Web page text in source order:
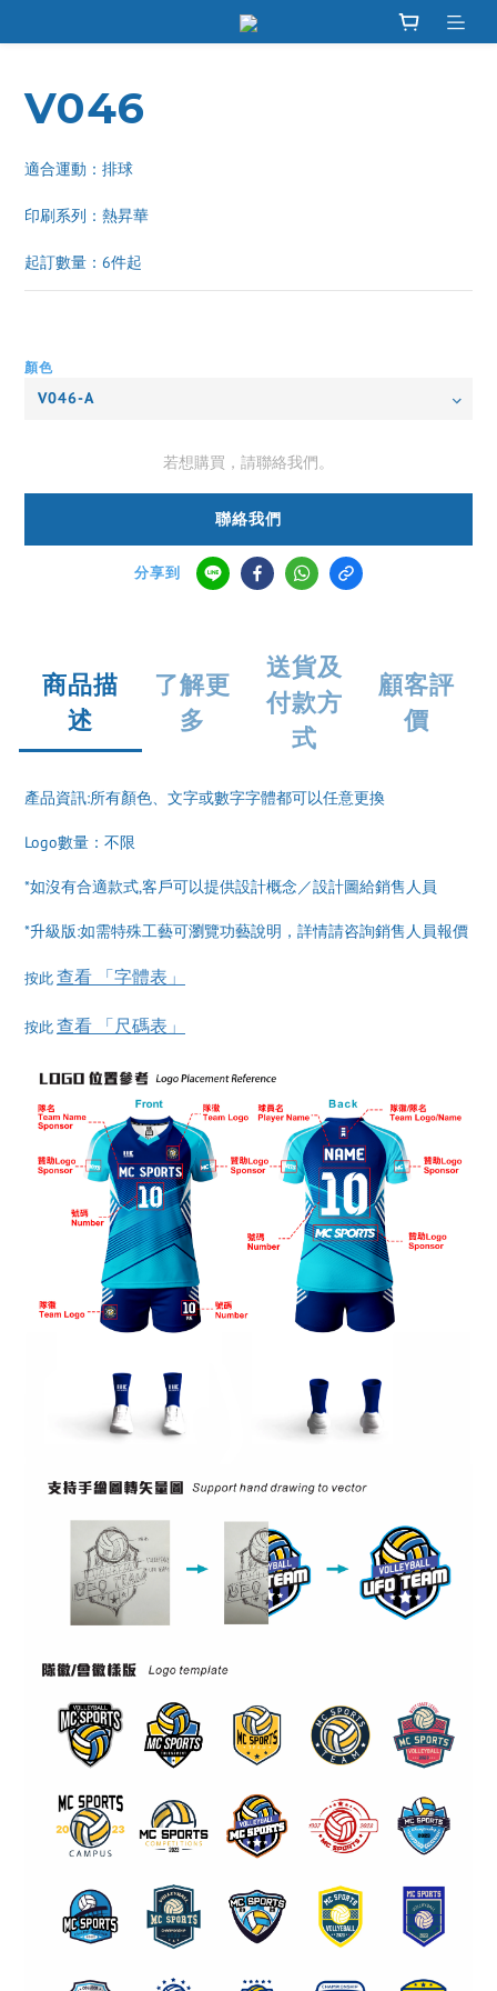
V046
適合運動：排球
印刷系列：熱昇華
起訂數量：6件起
顏色
若想購買，請聯絡我們。
聯絡我們
分享到
商品描
述
了解更
多
送貨及
付款方
式
顧客評
價
產品資訊:所有顏色、文字或數字字體都可以任意更換
Logo數量：不限
*如沒有合適款式,客戶可以提供設計概念／設計圖給銷售人員
*升級版:如需特殊工藝可瀏覽功藝說明，詳情請咨詢銷售人員報價
按此查看 「字體表」
按此查看 「尺碼表」